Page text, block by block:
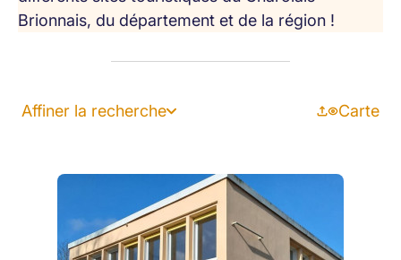
Brionnais, du département et de la région !
Affiner la recherche Carte